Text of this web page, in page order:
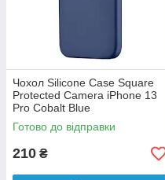
Чохол Silicone Case Square
Protected Camera iPhone 13
Pro Cobalt Blue
Готово до відправки
210 ₴